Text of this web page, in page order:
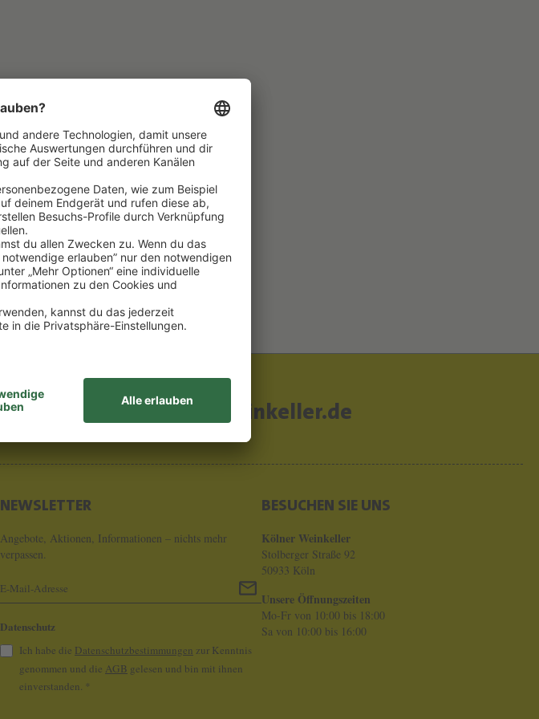
info@koelner-weinkeller.de
NEWSLETTER
Angebote, Aktionen, Informationen – nichts mehr
verpassen.
Datenschutz
Ich habe die Datenschutzbestimmungen zur Kenntnis
genommen und die AGB gelesen und bin mit ihnen
einverstanden. *
BESUCHEN SIE UNS
Kölner Weinkeller
Stolberger Straße 92
50933 Köln
Unsere Öffnungszeiten
Mo-Fr von 10:00 bis 18:00
Sa von 10:00 bis 16:00